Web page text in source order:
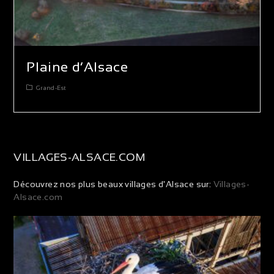
Plaine d’Alsace
Grand-Est
VILLAGES-ALSACE.COM
Découvrez nos plus beaux villages d'Alsace sur: Villages-
Alsace.com